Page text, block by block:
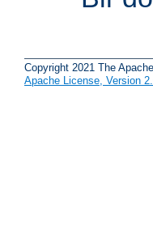
Copyright 2021 The
Apache License, Version